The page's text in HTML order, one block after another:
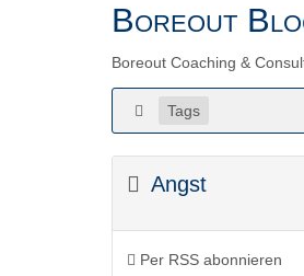
Boreout
Boreout Coaching &
Tags
Angst
Per RSS abonnieren